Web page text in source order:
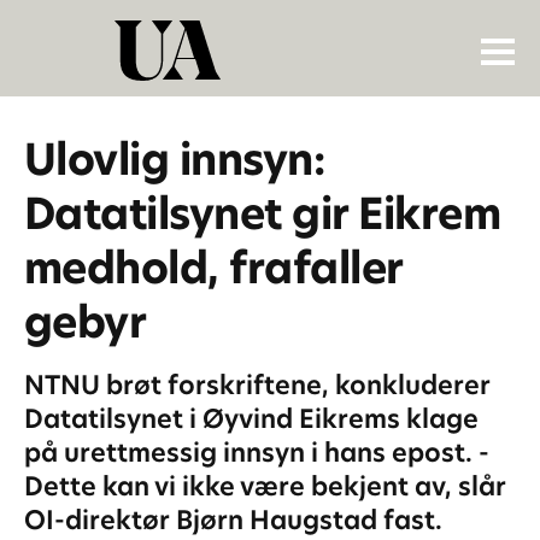
Ulovlig innsyn:
Datatilsynet gir Eikrem
medhold, frafaller
gebyr
NTNU brøt forskriftene, konkluderer
Datatilsynet i Øyvind Eikrems klage
på urettmessig innsyn i hans epost. -
Dette kan vi ikke være bekjent av, slår
OI-direktør Bjørn Haugstad fast.